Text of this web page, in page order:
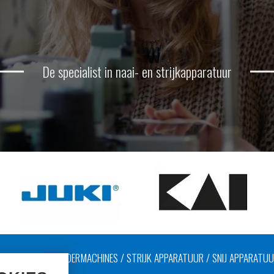
De specialist in naai- en strijkapparatuur
/ LEDERMACHINES / STRIJK APPARATUUR / SNIJ